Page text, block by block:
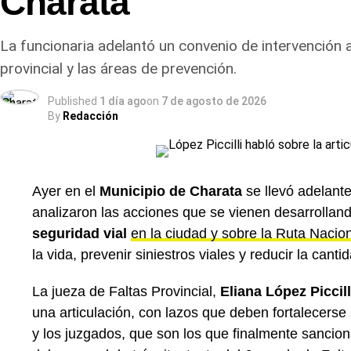
La funcionaria adelantó un convenio de
provincial y las áreas de prevención.
Published 1 día agoon 7 de agosto de 2026
By Redacción
Ayer en el Municipio de Charata se llevó
analizaron las acciones que se vienen
seguridad vial en la ciudad y sobre la Ruta
la vida, prevenir siniestros viales y reducir la
La jueza de Faltas Provincial, Eliana López
una articulación, con lazos que deben
y los juzgados, que son los que finalmente